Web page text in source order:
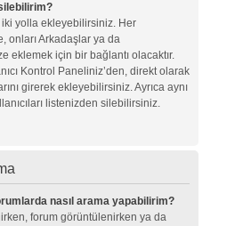
iki yolla ekleyebilirsiniz. Her
onları Arkadaşlar ya da
eklemek için bir bağlantı olacaktır.
Kontrol Paneliniz’den, direkt olarak
girerek ekleyebilirsiniz. Ayrıca aynı
listenizden silebilirsiniz.
nasıl arama yapabilirim?
forum görüntülenirken ya da